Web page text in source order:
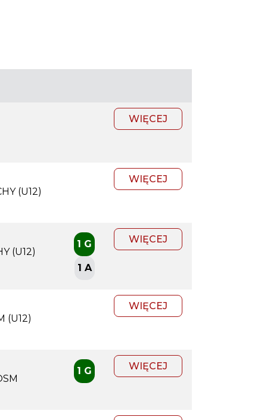
WIĘCEJ
(U12)
WIĘCEJ
(U12)
1 G
1 A
WIĘCEJ
(U12)
WIĘCEJ
1 G WIĘCEJ